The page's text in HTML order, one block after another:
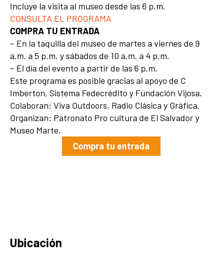
Incluye la visita al museo desde las 6 p.m.
CONSULTA EL PROGRAMA
COMPRA TU ENTRADA
– En la taquilla del museo de martes a viernes de 9
a.m. a 5 p.m. y sábados de 10 a.m. a 4 p.m.
– El día del evento a partir de las 6 p.m.
Este programa es posible gracias al apoyo de C
Imberton, Sistema Fedecrédito y Fundación Vijosa.
Colaboran: Viva Outdoors, Radio Clásica y Gráfica.
Organizan: Patronato Pro cultura de El Salvador y
Museo Marte.
Compra tu entrada
Ubicación